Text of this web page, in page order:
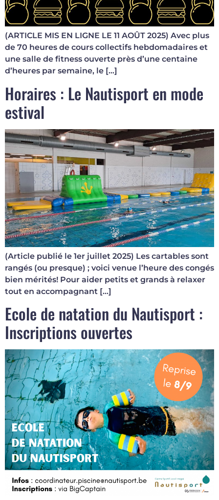
(ARTICLE MIS EN LIGNE LE 11 AOÛT 2025) Avec plus
de 70 heures de cours collectifs hebdomadaires et
une salle de fitness ouverte près d’une centaine
d’heures par semaine, le […]
Horaires : Le Nautisport en mode
estival
(Article publié le 1er juillet 2025) Les cartables sont
rangés (ou presque) ; voici venue l’heure des congés
bien mérités! Pour aider petits et grands à relaxer
tout en accompagnant […]
Ecole de natation du Nautisport :
Inscriptions ouvertes